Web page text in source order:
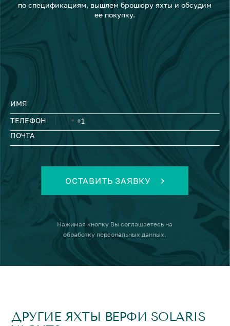
по спецификациям, вышлем брошюру яхты и обсудим
ее покупку.
ИМЯ
ТЕЛЕФОН
ПОЧТА
ОСТАВИТЬ ЗАЯВКУ
Нажимая кнопку Вы соглашаетесь на
обработку персональных данных.
ДРУГИЕ ЯХТЫ ВЕРФИ SOLARIS